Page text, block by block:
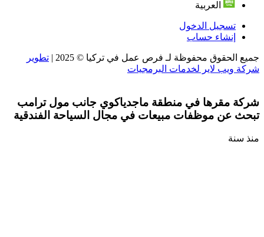
العربية
تسجيل الدخول
إنشاء حساب
جميع الحقوق محفوظة لـ فرص عمل في تركيا © 2025 |
تطوير
شركة ويب لاير لخدمات البرمجيات
شركة مقرها في منطقة ماجدياكوي جانب مول ترامب
تبحث عن موظفات مبيعات في مجال السياحة الفندقية
منذ سنة